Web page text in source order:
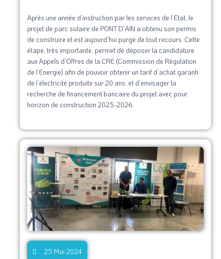
Après une année d’instruction par les services de l’Etat, le
projet de parc solaire de PONT D’AIN a obtenu son permis
de construire et est aujourd’hui purgé de tout recours. Cette
étape, très importante, permet de déposer la candidature
aux Appels d’Offres de la CRE (Commission de Régulation
de l’Energie) afin de pouvoir obtenir un tarif d’achat garanti
de l’électricité produite sur 20 ans, et d’envisager la
recherche de financement bancaire du projet avec pour
horizon de construction 2025-2026.
25 Mai 2024